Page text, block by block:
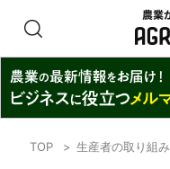
TOP 生産者の取り組み